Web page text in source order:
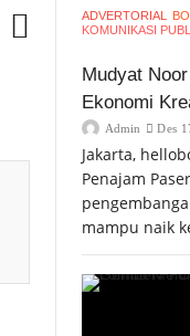
ADVERTORIAL
KOMUNIKASI
Mudyat
Ekonomi
Admin Des
Jakarta,
Penajam
mampu naik